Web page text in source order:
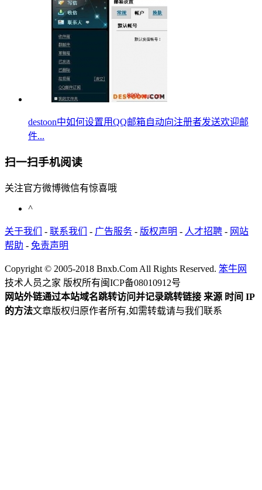
destoon中如何设置用QQ邮箱自动向注册者发送欢迎邮
件...
扫一扫手机阅读
关注官方微博微信有惊喜哦
^
关于我们 - 联系我们 - 广告服务 - 版权声明 - 人才招聘 - 网站
帮助 - 免责声明
Copyright © 2005-2018 Bnxb.Com All Rights Reserved. 笨牛网
技术人员之家 版权所有闽ICP备08010912号
网站外链通过本站域名跳转访问并记录跳转链接 来源 时间 IP
的方法文章版权归原作者所有,如需转载请与我们联系